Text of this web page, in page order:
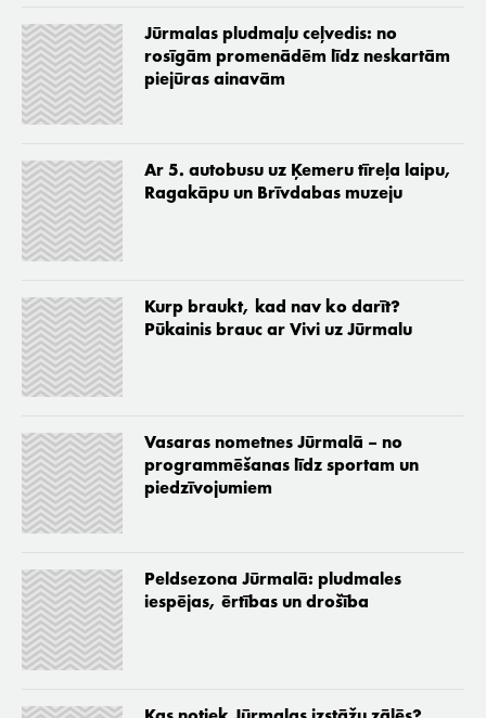
Jūrmalas pludmaļu ceļvedis: no
rosīgām promenādēm līdz neskartām
piejūras ainavām
Ar 5. autobusu uz Ķemeru tīreļa laipu,
Ragakāpu un Brīvdabas muzeju
Kurp braukt, kad nav ko darīt?
Pūkainis brauc ar Vivi uz Jūrmalu
Vasaras nometnes Jūrmalā – no
programmēšanas līdz sportam un
piedzīvojumiem
Peldsezona Jūrmalā: pludmales
iespējas, ērtības un drošība